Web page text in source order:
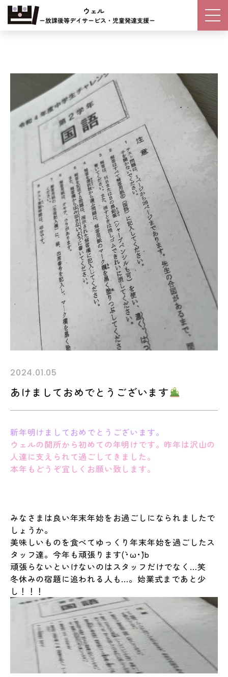
2024.01.05
あけましておめでとうございます
新年明けましておめでとうございます。
ウェルの開所から初めての年明けです。昨年は沢山の
人達に支えられて過ごしてきました。
本年もどうぞ宜しくお願い致します。
みなさまは良い年末年始をお過ごしになられましたで
しょうか。
美味しいものを食べてゆっくり年末年始を過ごしたス
タッフ達。今年も頑張ります(`･ω･´)b
頑張らないといけないのはスタッフだけでなく…笑
冬休みの宿題に追われる人も…。始業式まであと少
し！！！